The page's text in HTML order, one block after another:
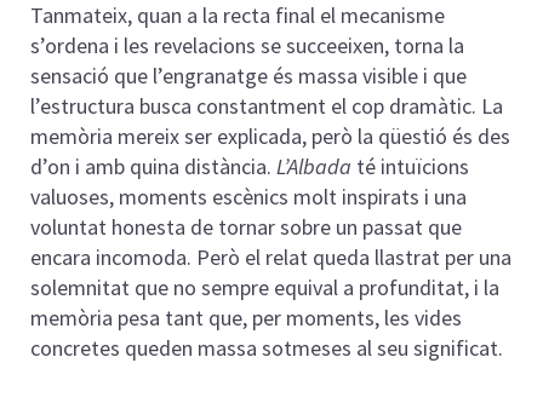
Tanmateix, quan a la recta final el mecanisme
s’ordena i les revelacions se succeeixen, torna la
sensació que l’engranatge és massa visible i que
l’estructura busca constantment el cop dramàtic. La
memòria mereix ser explicada, però la qüestió és des
d’on i amb quina distància. L’Albada té intuïcions
valuoses, moments escènics molt inspirats i una
voluntat honesta de tornar sobre un passat que
encara incomoda. Però el relat queda llastrat per una
solemnitat que no sempre equival a profunditat, i la
memòria pesa tant que, per moments, les vides
concretes queden massa sotmeses al seu significat.